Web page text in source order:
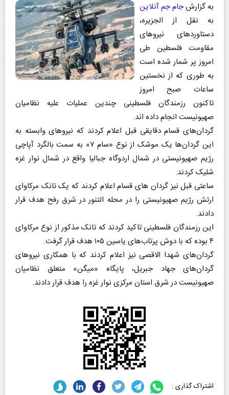
به گزارشجام جم آنلاین
به نقل از الجزیره،
دستاوردهای نیروهای
مقاومت فلسطین طی
امروز پر شمار شده است
به طوری که از نخستین
ساعات صبح امروز
تاکنون رزمندگان فلسطینی چندین عملیات علیه نظامیان
صهیونیست انجام داده اند.
گردان‌های قسام دقایقی قبل اعلام کردند که نیروهای وابسته به
این گردان‌ها یک موشک از نوع «سام ۷» به سمت بالگرد آپاچی
رژیم صهیونیستی در شمال اردوگاه جبالیا واقع در شمال نوار غزه
شلیک کردند.
ساعتی قبل نیز گردان‌ های قسام اعلام کردند که یک تانک مرکاوای
ارتش رژیم صهیونیستی را در محله التنور در شرق رفح هدف قرار
دادند.
این رزمندگان فلسطینی تاکید کردند که تانک مذکور از نوع مرکاوای
۴ بوده که با دوش پرتاب‌های یاسین ۱۰۵ هدف قرار گرفت.
گردان‌های شهدا الاقصی نیز اعلام کردند که با همکاری نیروهای
گردان‌های جهاد جبریل، پایگاه «میگن» متعلق نظامیان
صهیونیست در شرق استان مرکزی نوار غزه را هدف قرار دادند.
اشتراک گذاری :